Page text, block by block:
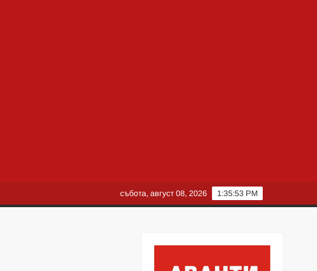
1:35:54 PM
събота, август 08, 2026